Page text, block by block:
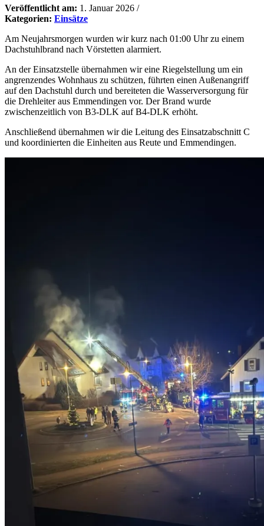
Veröffentlicht am: 1. Januar 2026 /
Kategorien: Einsätze
Am Neujahrsmorgen wurden wir kurz nach 01:00 Uhr zu einem
Dachstuhlbrand nach Vörstetten alarmiert.
An der Einsatzstelle übernahmen wir eine Riegelstellung um ein
angrenzendes Wohnhaus zu schützen, führten einen Außenangriff
auf den Dachstuhl durch und bereiteten die Wasserversorgung für
die Drehleiter aus Emmendingen vor. Der Brand wurde
zwischenzeitlich von B3-DLK auf B4-DLK erhöht.
Anschließend übernahmen wir die Leitung des Einsatzabschnitt C
und koordinierten die Einheiten aus Reute und Emmendingen.